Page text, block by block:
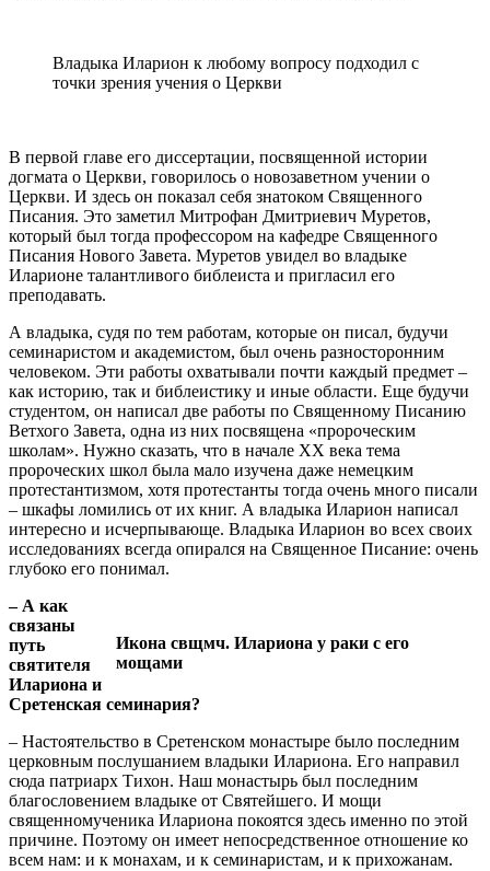
Владыка Иларион к любому вопросу подходил с
точки зрения учения о Церкви
В первой главе его диссертации, посвященной истории
догмата о Церкви, говорилось о новозаветном учении о
Церкви. И здесь он показал себя знатоком Священного
Писания. Это заметил Митрофан Дмитриевич Муретов,
который был тогда профессором на кафедре Священного
Писания Нового Завета. Муретов увидел во владыке
Иларионе талантливого библеиста и пригласил его
преподавать.
А владыка, судя по тем работам, которые он писал, будучи
семинаристом и академистом, был очень разносторонним
человеком. Эти работы охватывали почти каждый предмет –
как историю, так и библеистику и иные области. Еще будучи
студентом, он написал две работы по Священному Писанию
Ветхого Завета, одна из них посвящена «пророческим
школам». Нужно сказать, что в начале XX века тема
пророческих школ была мало изучена даже немецким
протестантизмом, хотя протестанты тогда очень много писали
– шкафы ломились от их книг. А владыка Иларион написал
интересно и исчерпывающе. Владыка Иларион во всех своих
исследованиях всегда опирался на Священное Писание: очень
глубоко его понимал.
Икона свщмч. Илариона у раки с его
мощами
– А как
связаны
путь
святителя
Илариона и
Сретенская семинария?
– Настоятельство в Сретенском монастыре было последним
церковным послушанием владыки Илариона. Его направил
сюда патриарх Тихон. Наш монастырь был последним
благословением владыке от Святейшего. И мощи
священномученика Илариона покоятся здесь именно по этой
причине. Поэтому он имеет непосредственное отношение ко
всем нам: и к монахам, и к семинаристам, и к прихожанам.